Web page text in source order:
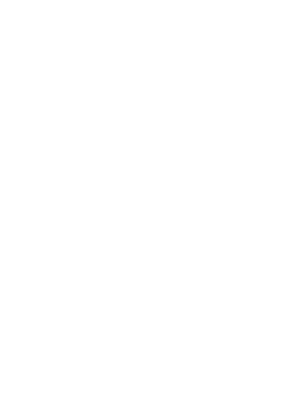
je za uzgoj u sadnim smjesama i u
sjemena do berbe.
za sljedeći put kada budem komentirao.